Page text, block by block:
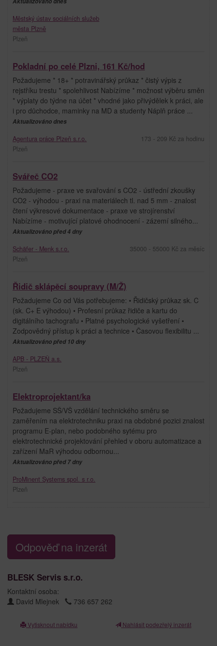
Městský ústav sociálních služeb
města Plzně
Plzeň
Pokladní po celé Plzni, 161 Kč/hod
Požadujeme * 18+ * potravinářský průkaz * čistý výpis z
rejstříku trestu * spolehlivost Nabízíme * možnost výběru směn
* výplaty do týdne na účet * vhodné jako přivýdělek k práci, ale
i pro důchodce, maminky na MD a studenty Náplň práce ...
Aktualizováno dnes
Agentura práce Plzeň s.r.o.
Plzeň
173 - 209 Kč za hodinu
Svářeč CO2
Požadujeme - praxe ve svařování s CO2 - ústřední zkoušky
CO2 - výhodou - praxi na materiálech tl. nad 5 mm - znalost
čtení výkresové dokumentace - praxe ve strojírenství
Nabízíme - motivující platové ohodnocení - zázemí silného...
Aktualizováno před 4 dny
Schäfer - Menk s.r.o.
Plzeň
35000 - 55000 Kč za měsíc
Řidič sklápěcí soupravy (M/Ž)
Požadujeme Co od Vás potřebujeme: • Řidičský průkaz sk. C
(sk. C+ E výhodou) • Profesní průkaz řidiče a kartu do
digitálního tachografu • Platné psychologické vyšetření •
Zodpovědný přístup k práci a technice • Časovou flexibilitu ...
Aktualizováno před 10 dny
APB - PLZEŇ a.s.
Plzeň
Elektroprojektant/ka
Požadujeme SŠ/VŠ vzdělání technického směru se
zaměřením na elektrotechniku praxi na obdobné pozici znalost
programu E-plan, nebo podobného sytému pro
elektrotechnické projektování přehled v oboru automatizace a
zařízení MaR výhodou odbornou...
Aktualizováno před 7 dny
ProMinent Systems spol. s r.o.
Plzeň
Odpověď na inzerát
BLESK Servis s.r.o.
Kontaktní osoba:
David Mlejnek
736 657 262
Vytisknout nabídku Nahlásit podezřelý inzerát